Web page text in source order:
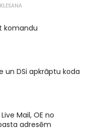
komandu
un DSi apkrāptu koda
Mail, OE no
adresēm